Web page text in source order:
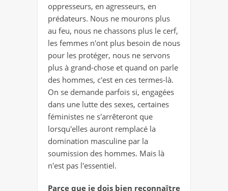
oppresseurs, en agresseurs, en
prédateurs. Nous ne mourons plus
au feu, nous ne chassons plus le cerf,
les femmes n'ont plus besoin de nous
pour les protéger, nous ne servons
plus à grand-chose et quand on parle
des hommes, c'est en ces termes-là.
On se demande parfois si, engagées
dans une lutte des sexes, certaines
féministes ne s'arrêteront que
lorsqu'elles auront remplacé la
domination masculine par la
soumission des hommes. Mais là
n'est pas l'essentiel.
Parce que je dois bien reconnaître